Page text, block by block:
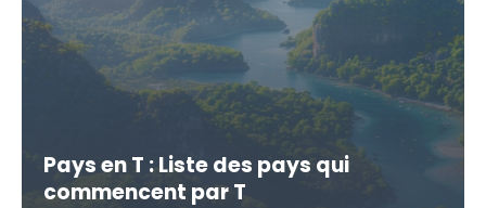
Pays en T : Liste des pays qui
commencent par T